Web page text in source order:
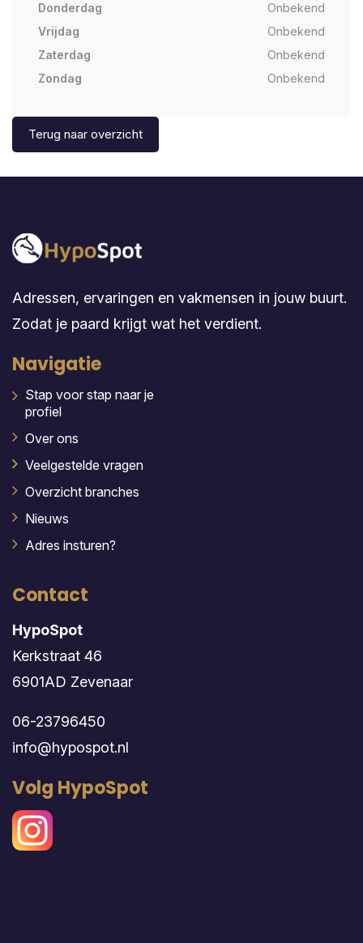
Donderdag
Onbekend
Vrijdag
Onbekend
Zaterdag
Onbekend
Zondag
Onbekend
Terug naar overzicht
Adressen, ervaringen en vakmensen in jouw buurt.
Zodat je paard krijgt wat het verdient.
Navigatie
Stap voor stap naar je
profiel
Over ons
Veelgestelde vragen
Overzicht branches
Nieuws
Adres insturen?
Contact
HypoSpot
Kerkstraat 46
6901AD Zevenaar
06-23796450
info@hypospot.nl
Volg HypoSpot